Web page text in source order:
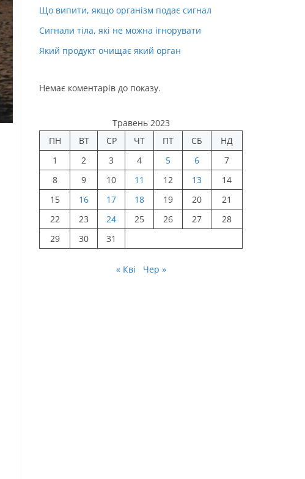
Що випити, якщо організм подає сигнал
Сигнали тіла, які не можна ігнорувати
Який продукт очищає який орган
Немає коментарів до показу.
Травень 2023
ПН
ВТ СР ЧТ ПТ СБ
НД
1
2 3 4 5 6
7
8
9 10 11 12 13
14
15
16 17 18 19 20
21
22
23 24 25 26 27
28
29
30 31
« Кві Чер »